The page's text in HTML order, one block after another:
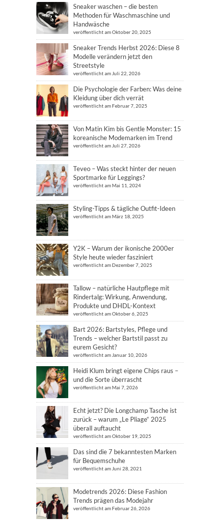
Sneaker waschen – die besten
Methoden für Waschmaschine und
Handwäsche
veröffentlicht am Oktober 20, 2025
Sneaker Trends Herbst 2026: Diese 8
Modelle verändern jetzt den
Streetstyle
veröffentlicht am Juli 22, 2026
Die Psychologie der Farben: Was deine
Kleidung über dich verrät
veröffentlicht am Februar 7, 2025
Von Matin Kim bis Gentle Monster: 15
koreanische Modemarken im Trend
veröffentlicht am Juli 27, 2026
Teveo – Was steckt hinter der neuen
Sportmarke für Leggings?
veröffentlicht am Mai 11, 2024
Styling-Tipps & tägliche Outfit-Ideen
veröffentlicht am März 18, 2025
Y2K – Warum der ikonische 2000er
Style heute wieder fasziniert
veröffentlicht am Dezember 7, 2025
Tallow – natürliche Hautpflege mit
Rindertalg: Wirkung, Anwendung,
Produkte und DHDL-Kontext
veröffentlicht am Oktober 6, 2025
Bart 2026: Bartstyles, Pflege und
Trends – welcher Bartstil passt zu
eurem Gesicht?
veröffentlicht am Januar 10, 2026
Heidi Klum bringt eigene Chips raus –
und die Sorte überrascht
veröffentlicht am Mai 7, 2026
Echt jetzt? Die Longchamp Tasche ist
zurück – warum „Le Pliage“ 2025
überall auftaucht
veröffentlicht am Oktober 19, 2025
Das sind die 7 bekanntesten Marken
für Bequemschuhe
veröffentlicht am Juni 28, 2021
Modetrends 2026: Diese Fashion
Trends prägen das Modejahr
veröffentlicht am Februar 26, 2026